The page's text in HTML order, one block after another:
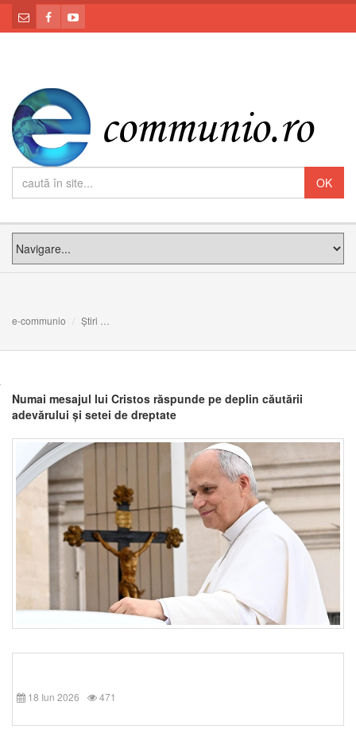
e-communio Știri
Numai mesajul lui Cristos răspunde pe deplin căutării
adevărului și setei de dreptate
18 Iun 2026 471